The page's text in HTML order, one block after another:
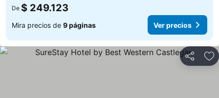
De $ 249.123
Mira precios de 9 páginas Ver precios
Compartir